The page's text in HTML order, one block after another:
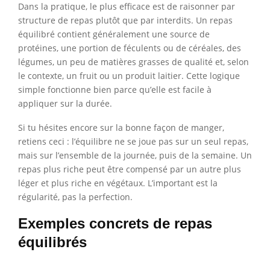
Dans la pratique, le plus efficace est de raisonner par
structure de repas plutôt que par interdits. Un repas
équilibré contient généralement une source de
protéines, une portion de féculents ou de céréales, des
légumes, un peu de matières grasses de qualité et, selon
le contexte, un fruit ou un produit laitier. Cette logique
simple fonctionne bien parce qu’elle est facile à
appliquer sur la durée.
Si tu hésites encore sur la bonne façon de manger,
retiens ceci : l’équilibre ne se joue pas sur un seul repas,
mais sur l’ensemble de la journée, puis de la semaine. Un
repas plus riche peut être compensé par un autre plus
léger et plus riche en végétaux. L’important est la
régularité, pas la perfection.
Exemples concrets de repas
équilibrés